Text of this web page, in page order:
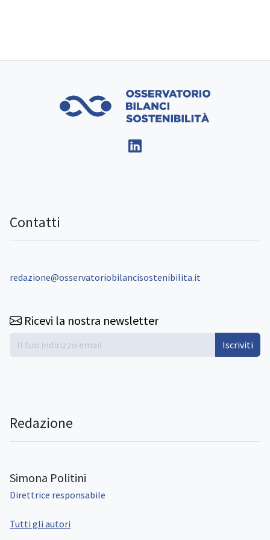
Contatti
redazione@osservatoriobilancisostenibilita.it
Ricevi la nostra newsletter
Iscriviti
Redazione
Simona Politini
Direttrice responsabile
Tutti gli autori